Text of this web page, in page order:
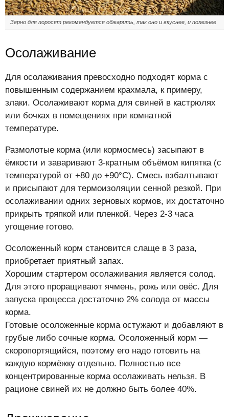
Зерно для поросят рекомендуется обжарить, так оно и вкуснее, и полезнее
Осолаживание
Для осолаживания превосходно подходят корма с
повышенным содержанием крахмала, к примеру,
злаки. Осолаживают корма для свиней в кастрюлях
или бочках в помещениях при комнатной
температуре.
Размолотые корма (или кормосмесь) засыпают в
ёмкости и заваривают 3-кратным объёмом кипятка (с
температурой от +80 до +90°С). Смесь взбалтывают
и присыпают для термоизоляции сенной резкой. При
осолаживании одних зерновых кормов, их достаточно
прикрыть тряпкой или пленкой. Через 2-3 часа
угощение готово.
Осоложенный корм становится слаще в 3 раза,
приобретает приятный запах.
Хорошим стартером осолаживания является солод.
Для этого проращивают ячмень, рожь или овёс. Для
запуска процесса достаточно 2% солода от массы
корма.
Готовые осоложенные корма остужают и добавляют в
грубые либо сочные корма. Осоложенный корм —
скоропортящийся, поэтому его надо готовить на
каждую кормёжку отдельно. Полностью все
концентрированные корма осолаживать нельзя. В
рационе свиней их не должно быть более 40%.